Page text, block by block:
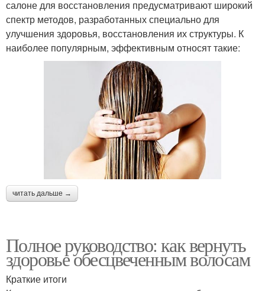
салоне для восстановления предусматривают широкий
спектр методов, разработанных специально для
улучшения здоровья, восстановления их структуры. К
наиболее популярным, эффективным относят такие:
читать дальше →
Полное руководство: как вернуть
здоровье обесцвеченным волосам
Краткие итоги